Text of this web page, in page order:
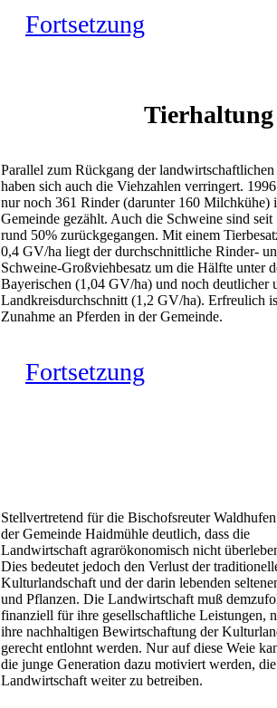
Fortsetzung
Parallel zum Rückgang der
haben sich auch die Viehzahlen verringert.
nur noch 361 Rinder (darunter 160 Milchkühe)
Gemeinde gezählt. Auch die Schweine sind seit
rund 50% zurückgegangen. Mit einem
0,4 GV/ha liegt der durchschnittliche Rinder-
Schweine-Großviehbesatz um die Hälfte unter
Bayerischen (1,04 GV/ha) und noch deutlicher
Landkreisdurchschnitt (1,2 GV/ha). Erfreulich
Zunahme an Pferden in der Gemeinde.
Fortsetzung
Stellvertretend für die Bischofsreuter
der Gemeinde Haidmühle deutlich, dass die
Landwirtschaft agrarökonomisch nicht
Dies bedeutet jedoch den Verlust der
Kulturlandschaft und der darin lebenden
und Pflanzen. Die Landwirtschaft muß
finanziell für ihre gesellschaftliche Leistungen,
ihre nachhaltigen Bewirtschaftung der
gerecht entlohnt werden. Nur auf diese Weie
die junge Generation dazu motiviert werden, die
Landwirtschaft weiter zu betreiben.